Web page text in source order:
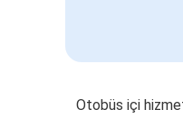
Otobüs içi